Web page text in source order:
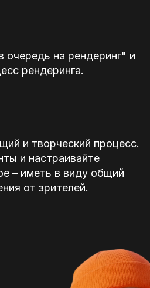
очередь на рендеринг" и
рендеринга.
и творческий процесс.
и настраивайте
– иметь в виду общий
от зрителей.